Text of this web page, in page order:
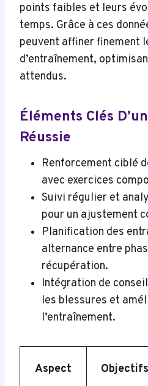
points faibles et leurs
temps. Grâce à ces
peuvent affiner finement
d’entraînement,
attendus.
Éléments Clés
Réussie
Renforcement ciblé
avec exercices
Suivi régulier et
pour un ajustement
Planification des
alternance entre
récupération.
Intégration de
les blessures et
l’entraînement.
Aspect Objectifs